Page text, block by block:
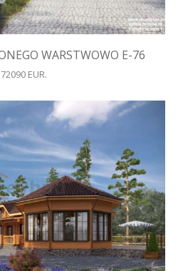
WARSTWOWO E-76
72090 EUR.